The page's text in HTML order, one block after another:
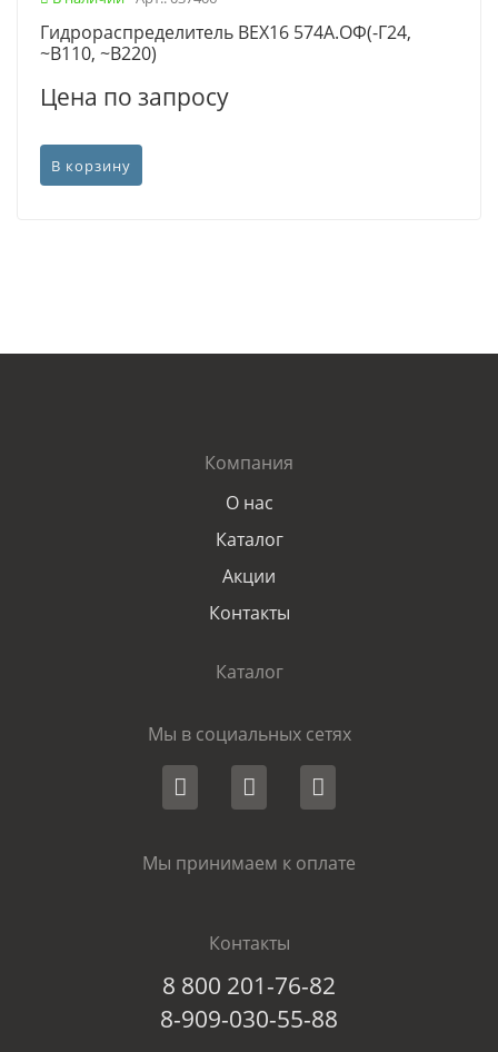
Гидрораспределитель ВЕХ16 574А.ОФ(-Г24,
~В110, ~В220)
Цена по запросу
В корзину
Компания
О нас
Каталог
Акции
Контакты
Каталог
Мы в социальных сетях
Мы принимаем к оплате
Контакты
8 800 201-76-82
8-909-030-55-88